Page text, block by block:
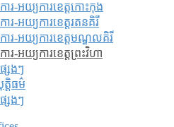
រ-អយ្យការខេត្តកោះកុង
រ-អយ្យការខេត្តរតនគិរី
រ-អយ្យការខេត្តមណ្ឌលគិរី
រ-អយ្យការខេត្តព្រះវិហា
េងៗ
តិធម៌
េងៗ